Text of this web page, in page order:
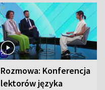
Rozmowa: Konferencja
lektorów języka